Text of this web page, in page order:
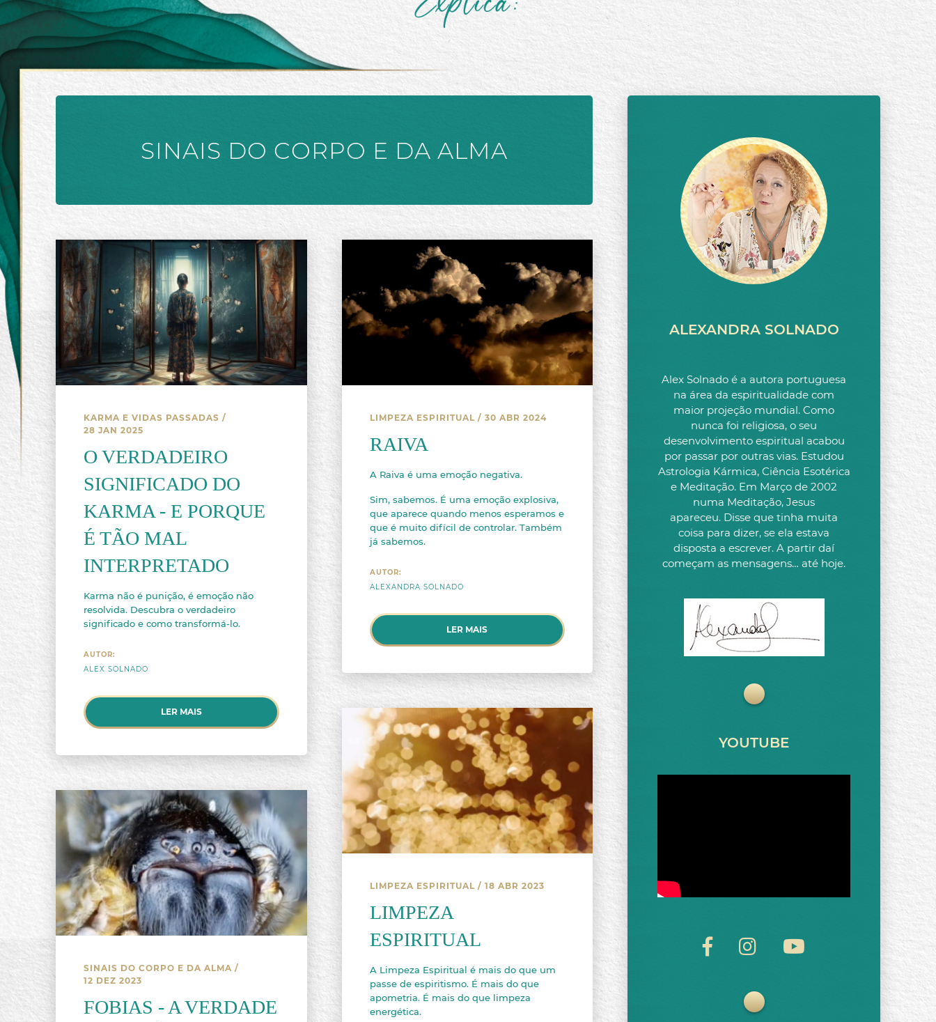
SINAIS DO CORPO E DA ALMA
KARMA E VIDAS PASSADAS /
28 JAN 2025
O VERDADEIRO
SIGNIFICADO DO
KARMA - E PORQUE
É TÃO MAL
INTERPRETADO
Karma não é punição, é emoção não
resolvida. Descubra o verdadeiro
significado e como transformá-lo.
AUTOR:
ALEX SOLNADO
LER MAIS
LIMPEZA ESPIRITUAL / 30 ABR 2024
RAIVA
A Raiva é uma emoção negativa.
Sim, sabemos. É uma emoção explosiva,
que aparece quando menos esperamos e
que é muito difícil de controlar. Também
já sabemos.
AUTOR:
ALEXANDRA SOLNADO
LER MAIS
SINAIS DO CORPO E DA ALMA /
12 DEZ 2023
FOBIAS - A VERDADE
LIMPEZA ESPIRITUAL / 18 ABR 2023
LIMPEZA
ESPIRITUAL
A Limpeza Espiritual é mais do que um
passe de espiritismo. É mais do que
apometria. É mais do que limpeza
energética.
ALEXANDRA SOLNADO
Alex Solnado é a autora portuguesa
na área da espiritualidade com
maior projeção mundial. Como
nunca foi religiosa, o seu
desenvolvimento espiritual acabou
por passar por outras vias. Estudou
Astrologia Kármica, Ciência Esotérica
e Meditação. Em Março de 2002
numa Meditação, Jesus
apareceu. Disse que tinha muita
coisa para dizer, se ela estava
disposta a escrever. A partir daí
começam as mensagens… até hoje.
YOUTUBE